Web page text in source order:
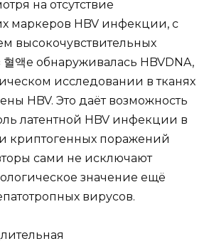
на отсутствие
маркеров HBV инфекции, с
высокочувствительных
액е обнаруживалась HBVDNA,
исследовании в тканях
HBV. Это даёт возможность
латентной HBV инфекции в
криптогенных поражений
сами не исключают
значение ещё
вирусов.